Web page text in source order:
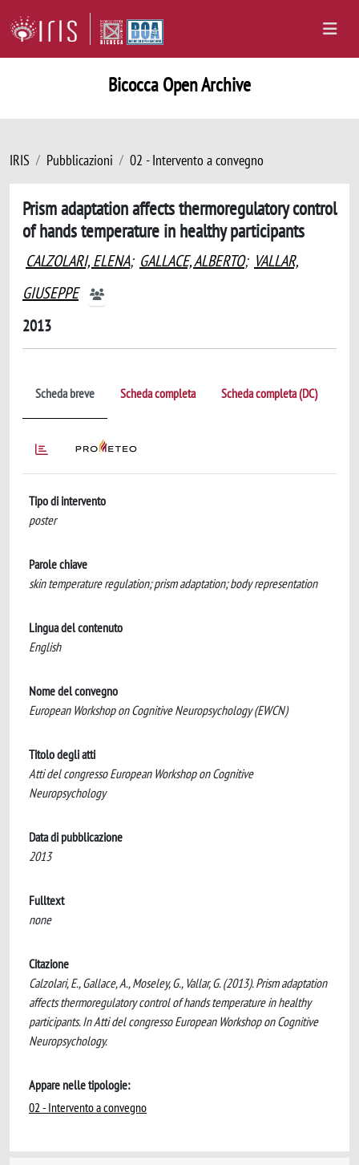
Bicocca Open Archive
IRIS Pubblicazioni 02 - Intervento a convegno
Prism adaptation affects thermoregulatory control
of hands temperature in healthy participants
CALZOLARI, ELENA; GALLACE, ALBERTO; VALLAR,
GIUSEPPE
2013
Scheda breve Scheda completa Scheda completa (DC)
Tipo di intervento
poster
Parole chiave
skin temperature regulation; prism adaptation; body representation
Lingua del contenuto
English
Nome del convegno
European Workshop on Cognitive Neuropsychology (EWCN)
Titolo degli atti
Atti del congresso European Workshop on Cognitive
Neuropsychology
Data di pubblicazione
2013
Fulltext
none
Citazione
Calzolari, E., Gallace, A., Moseley, G., Vallar, G. (2013). Prism adaptation
affects thermoregulatory control of hands temperature in healthy
participants. In Atti del congresso European Workshop on Cognitive
Neuropsychology.
Appare nelle tipologie:
02 - Intervento a convegno